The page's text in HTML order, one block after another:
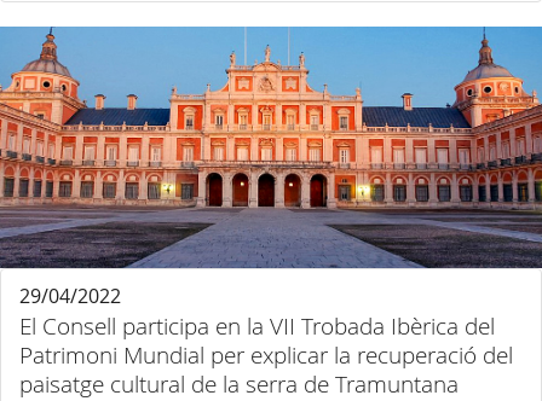
El Consell participa en la VII Trobada Ibèrica del
Patrimoni Mundial per explicar la recuperació del
paisatge cultural de la serra de Tramuntana
29/04/2022